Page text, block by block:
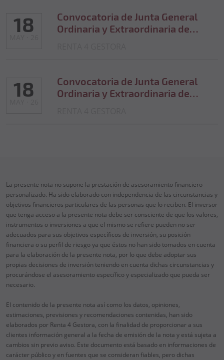
18
Convocatoria de Junta General
Ordinaria y Extraordinaria de
18
Convocatoria de Junta General
Ordinaria y Extraordinaria de
La presente nota no supone la prestación de asesoramiento financiero
personalizado. Ha sido elaborado con independencia de las circunstancias y
objetivos financieros particulares de las personas que lo reciben. El inversor
que tenga acceso a la presente nota debe ser consciente de que los valores,
instrumentos o inversiones a que el mismo se refiere pueden no ser
adecuados para sus objetivos específicos de inversión, su posición
financiera o su perfil de riesgo ya que éstos no han sido tomados en cuenta
para la elaboración de la presente nota, por lo que debe adoptar sus
propias decisiones de inversión teniendo en cuenta dichas circunstancias y
procurándose el asesoramiento específico y especializado que pueda ser
necesario.
El contenido de la presente nota así como los datos, opiniones,
estimaciones, previsiones y recomendaciones contenidas, han sido
elaborados por Renta 4 Gestora, con la finalidad de proporcionar a sus
clientes información general a la fecha de emisión de la nota y está sujeta a
cambios sin previo aviso. Este documento está basado en informaciones de
carácter público y en fuentes que se consideran fiables, pero dichas